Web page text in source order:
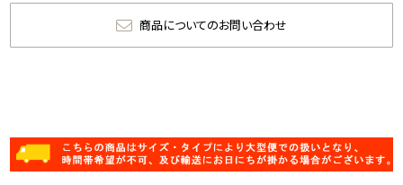
商品についてのお問い合わせ